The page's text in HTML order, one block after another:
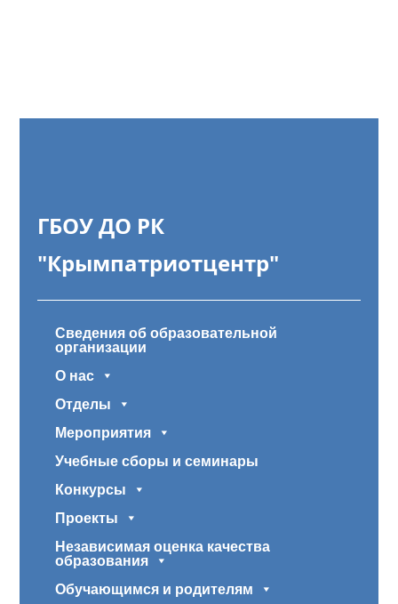
ГБОУ ДО РК
"Крымпатриотцентр"
Сведения об образовательной
организации
О нас
Отделы
Мероприятия
Учебные сборы и семинары
Конкурсы
Проекты
Независимая оценка качества
образования
Обучающимся и родителям